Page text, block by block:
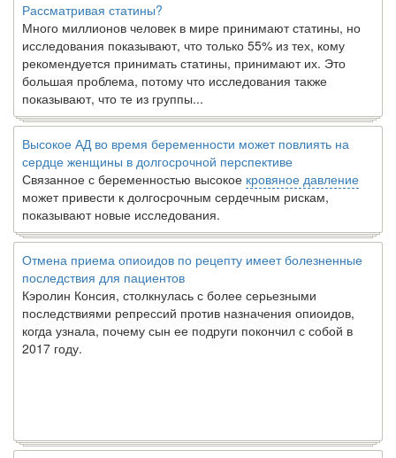
Рассматривая статины?
Много миллионов человек в мире принимают статины, но
исследования показывают, что только 55% из тех, кому
рекомендуется принимать статины, принимают их. Это
большая проблема, потому что исследования также
показывают, что те из группы...
Высокое АД во время беременности может повлиять на
сердце женщины в долгосрочной перспективе
Связанное с беременностью высокое кровяное давление
может привести к долгосрочным сердечным рискам,
показывают новые исследования.
Отмена приема опиоидов по рецепту имеет болезненные
последствия для пациентов
Кэролин Консия, столкнулась с более серьезными
последствиями репрессий против назначения опиоидов,
когда узнала, почему сын ее подруги покончил с собой в
2017 году.